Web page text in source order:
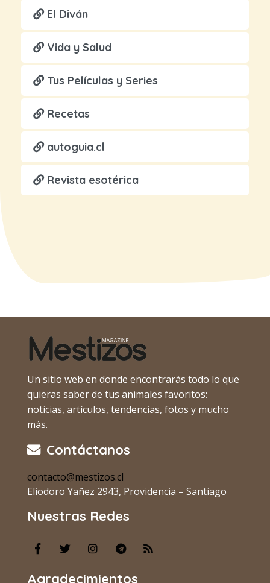
El Diván
Vida y Salud
Tus Películas y Series
Recetas
autoguia.cl
Revista esotérica
Un sitio web en donde encontrarás todo lo que
quieras saber de tus animales favoritos:
noticias, artículos, tendencias, fotos y mucho
más.
Contáctanos
contacto@mestizos.cl
Eliodoro Yañez 2943, Providencia – Santiago
Nuestras Redes
Agradecimientos